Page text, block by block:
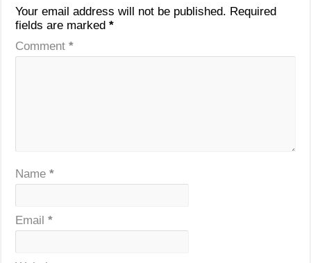
Your email address will not be published. Required
fields are marked*
Comment*
Name*
Email*